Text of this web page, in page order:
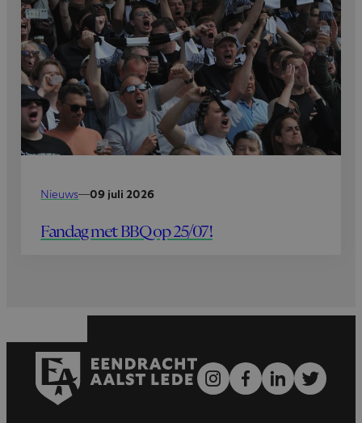
Nieuws—09 juli 2026
Fandag met BBQ op 25/07!